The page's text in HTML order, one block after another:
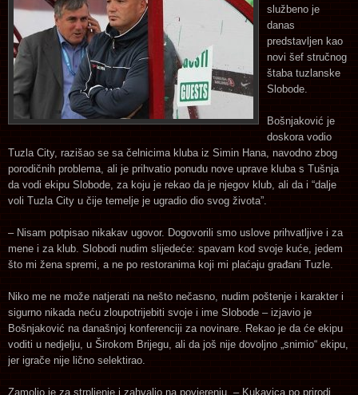
službeno je
danas
predstavljen kao
novi šef stručnog
štaba tuzlanske
Slobode.
Bošnjaković je
doskora vodio
Tuzla City, razišao se sa čelnicima kluba iz Simin Hana, navodno zbog
porodičnih problema, ali je prihvatio ponudu nove uprave kluba s Tušnja
da vodi ekipu Slobode, za koju je rekao da je njegov klub, ali da i “dalje
voli Tuzla City u čije temelje je ugradio dio svog života”.
– Nisam potpisao nikakav ugovor. Dogovorili smo uslove prihvatljive i za
mene i za klub. Slobodi nudim slijedeće: spavam kod svoje kuće, jedem
što mi žena spremi, a ne po restoranima koji mi plaćaju građani Tuzle.
Niko me ne može natjerati na nešto nečasno, nudim poštenje i karakter i
sigurno nikada neću zloupotrijebiti svoje i ime Slobode – izjavio je
Bošnjaković na današnjoj konferenciji za novinare. Rekao je da će ekipu
voditi u nedjelju, u Širokom Brijegu, ali da još nije dovoljno „snimio“ ekipu,
jer igrače nije lično selektirao.
Zamolio je za strpljenje i zahvalio na povjerenju. – Kukavica po prirodi